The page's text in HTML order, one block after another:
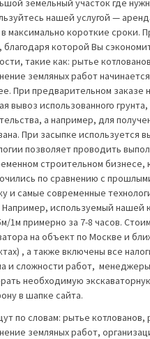
земельный участок где
нашей услугой —
максимально короткие сроки.
благодаря которой Вы
такие как: рытье
земляных работ
При предварительном заказе
вывоз использованного
а например, для
При засыпке используется
позволяет проводить
строительном бизнесе,
по сравнению с
и самые современные
Например, используемый нашей
1м примерно за 7-8 часов.
на объект по Москве и
, а также включены все
и сложности работ,
необходимую
в шапке сайта.
по словам: рытье котлованов,
земляных работ,